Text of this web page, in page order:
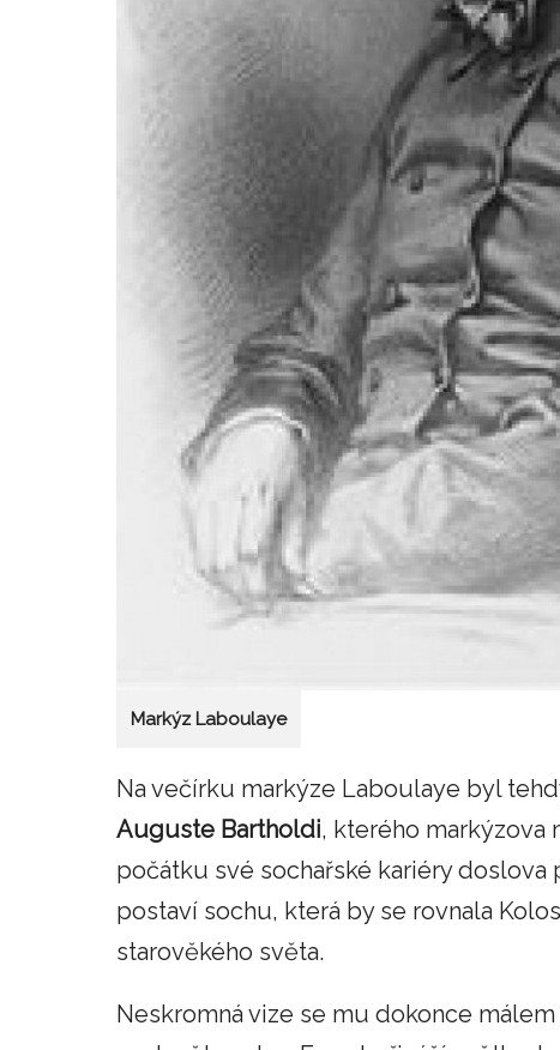
Markýz Laboulaye
Na večírku markýze Laboulaye byl
Auguste Bartholdi, kterého markýzova
počátku své sochařské kariéry
postaví sochu, která by se rovnala
starověkého světa.
Neskromná vize se mu dokonce